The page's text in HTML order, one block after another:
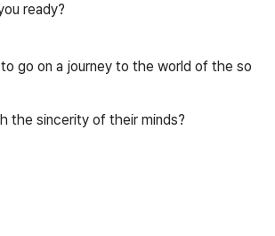
ready?
go on a journey to the world of the so
the sincerity of their minds?